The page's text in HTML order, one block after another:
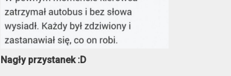
Nagły przystanek :D